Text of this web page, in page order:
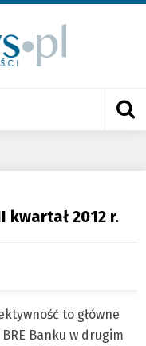
kwartał 2012 r.
to główne
Banku w drugim